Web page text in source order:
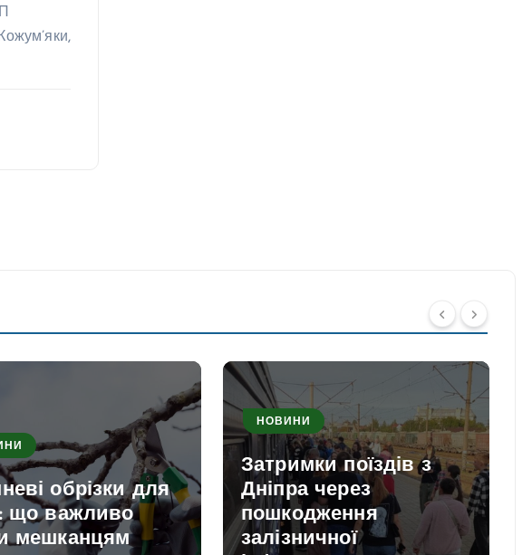
обрізки для
що важливо
мешканцям
НОВИНИ
Затримки поїздів з
Дніпра через
пошкодження
залізничної